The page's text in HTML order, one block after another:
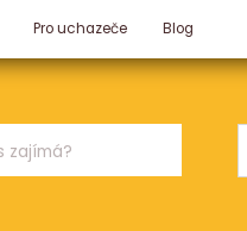
Pro uchazeče Blog